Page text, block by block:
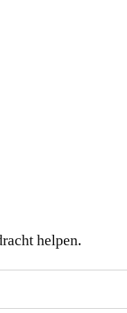
helpen.